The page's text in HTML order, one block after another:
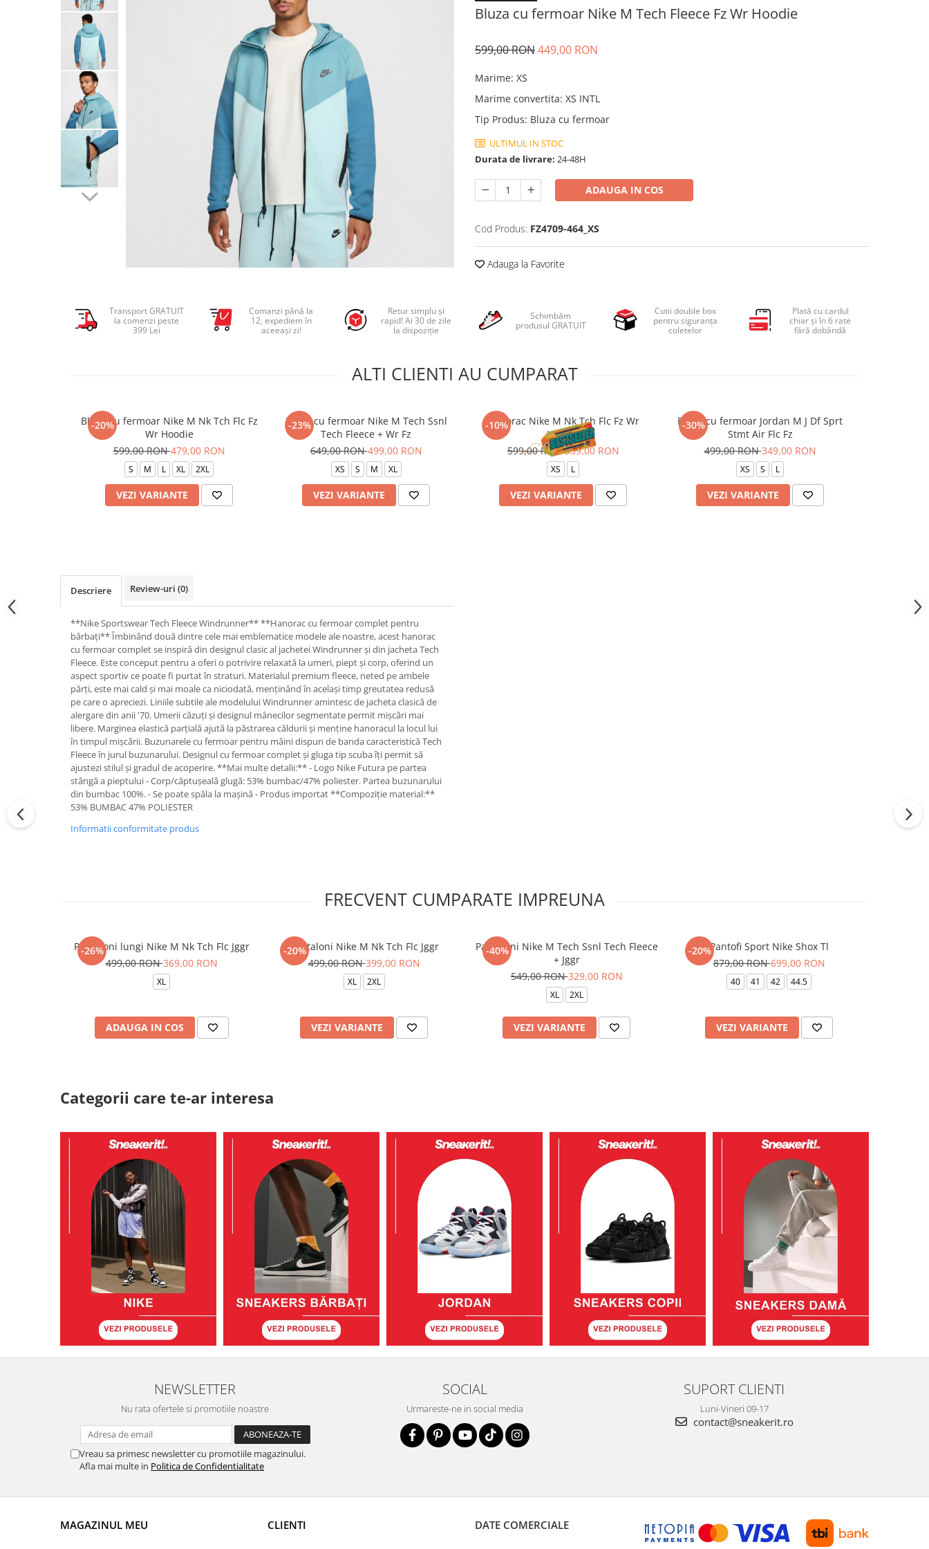
Tricouri copii
Pantaloni lungi copii
Geci si veste copii
Pantaloni scurti Copii
Ingrijire incaltaminte
Bluza cu fermoar Nike M Tech Fleece Fz Wr Hoodie
599,00 RON449,00 RON
Marime: XS
Marime convertita: XS INTL
Tip Produs: Bluza cu fermoar
ULTIMUL IN STOC
Durata de livrare: 24-48H
ADAUGA IN COS
Cod Produs: FZ4709-464_XS
Adauga la Favorite
Transport GRATUIT
la comenzi peste
399 Lei
Comanzi până la
12, expediem în
aceeași zi!
Retur simplu și
rapid! Ai 30 de zile
la dispoziție
Schimbăm
produsul GRATUIT
Cutii double box
pentru siguranța
coletelor
Plată cu cardul
chiar și în 6 rate
fără dobândă
ALTI CLIENTI AU CUMPARAT
-20%
Bluza cu fermoar Nike M Nk Tch Flc Fz
Wr Hoodie
599,00 RON479,00 RON
S M L XL 2XL
VEZI VARIANTE
-23%
Bluza cu fermoar Nike M Tech Ssnl
Tech Fleece + Wr Fz
649,00 RON499,00 RON
XS S M XL
VEZI VARIANTE
-10%
Hanorac Nike M Nk Tch Flc Fz Wr
Hoodie
599,00 RON539,00 RON
XS L
VEZI VARIANTE
-30%
Bluza cu fermoar Jordan M J Df Sprt
Stmt Air Flc Fz
499,00 RON349,00 RON
XS S L
VEZI VARIANTE
Descriere Review-uri (0)
**Nike Sportswear Tech Fleece Windrunner** **Hanorac cu fermoar complet pentru
bărbați** Îmbinând două dintre cele mai emblematice modele ale noastre, acest hanorac
cu fermoar complet se inspiră din designul clasic al jachetei Windrunner și din jacheta Tech
Fleece. Este conceput pentru a oferi o potrivire relaxată la umeri, piept și corp, oferind un
aspect sportiv ce poate fi purtat în straturi. Materialul premium fleece, neted pe ambele
părți, este mai cald și mai moale ca niciodată, menținând în același timp greutatea redusă
pe care o apreciezi. Liniile subtile ale modelului Windrunner amintesc de jacheta clasică de
alergare din anii '70. Umerii căzuți și designul mânecilor segmentate permit mișcări mai
libere. Marginea elastică parțială ajută la păstrarea căldurii și menține hanoracul la locul lui
în timpul mișcării. Buzunarele cu fermoar pentru mâini dispun de banda caracteristică Tech
Fleece în jurul buzunarului. Designul cu fermoar complet și gluga tip scuba îți permit să
ajustezi stilul și gradul de acoperire. **Mai multe detalii:** - Logo Nike Futura pe partea
stângă a pieptului - Corp/căptușeală glugă: 53% bumbac/47% poliester. Partea buzunarului
din bumbac 100%. - Se poate spăla la mașină - Produs importat **Compoziție material:**
53% BUMBAC 47% POLIESTER
Informatii conformitate produs
FRECVENT CUMPARATE IMPREUNA
-26%
Pantaloni lungi Nike M Nk Tch Flc Jggr
499,00 RON369,00 RON
XL
ADAUGA IN COS
-20%
Pantaloni Nike M Nk Tch Flc Jggr
499,00 RON399,00 RON
XL 2XL
VEZI VARIANTE
-40%
Pantaloni Nike M Tech Ssnl Tech Fleece
+ Jggr
549,00 RON329,00 RON
XL 2XL
VEZI VARIANTE
-20%Pantofi Sport Nike Shox Tl
879,00 RON699,00 RON
40 41 42 44.5
VEZI VARIANTE
Categorii care te-ar interesa
NEWSLETTER
Nu rata ofertele si promotiile noastre
Vreau sa primesc newsletter cu promotiile magazinului.
Afla mai multe in Politica de Confidentialitate
SOCIAL
Urmareste-ne in social media
SUPORT CLIENTI
Luni-Vineri 09-17
contact@sneakerit.ro
MAGAZINUL MEU CLIENTI DATE COMERCIALE